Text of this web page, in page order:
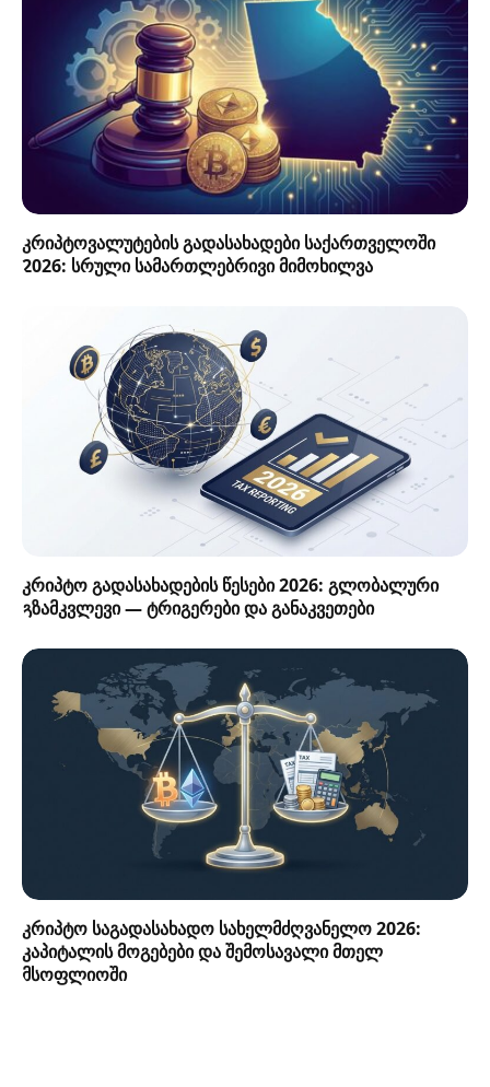
კრიპტოვალუტების გადასახადები საქართველოში
2026: სრული სამართლებრივი მიმოხილვა
კრიპტო გადასახადების წესები 2026: გლობალური
გზამკვლევი — ტრიგერები და განაკვეთები
კრიპტო საგადასახადო სახელმძღვანელო 2026:
კაპიტალის მოგებები და შემოსავალი მთელ
მსოფლიოში